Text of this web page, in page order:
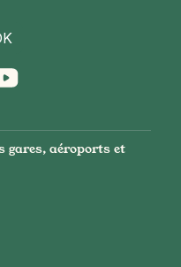
gares, aéroports et